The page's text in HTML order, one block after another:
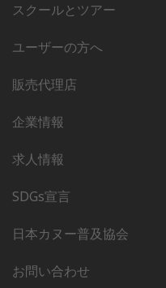
スクールとツアー
ユーザーの方へ
販売代理店
企業情報
求人情報
SDGs宣言
日本カヌー普及協会
お問い合わせ